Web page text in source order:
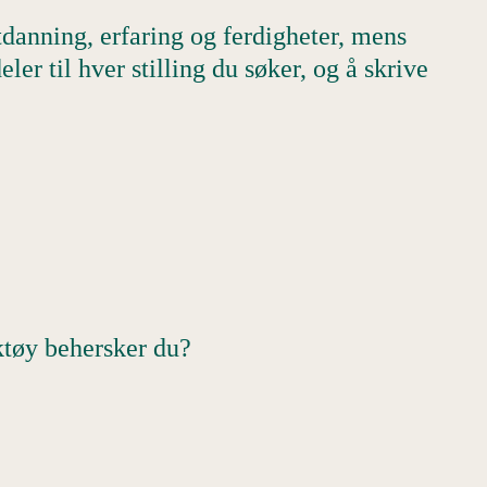
erfaring og ferdigheter, mens
til hver stilling du søker, og å skrive
behersker du?